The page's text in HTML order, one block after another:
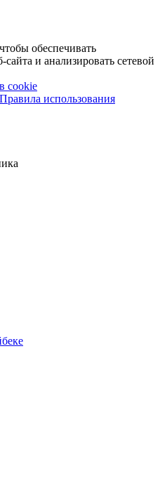
обеспечивать
и анализировать сетевой
cookie
Правила использования